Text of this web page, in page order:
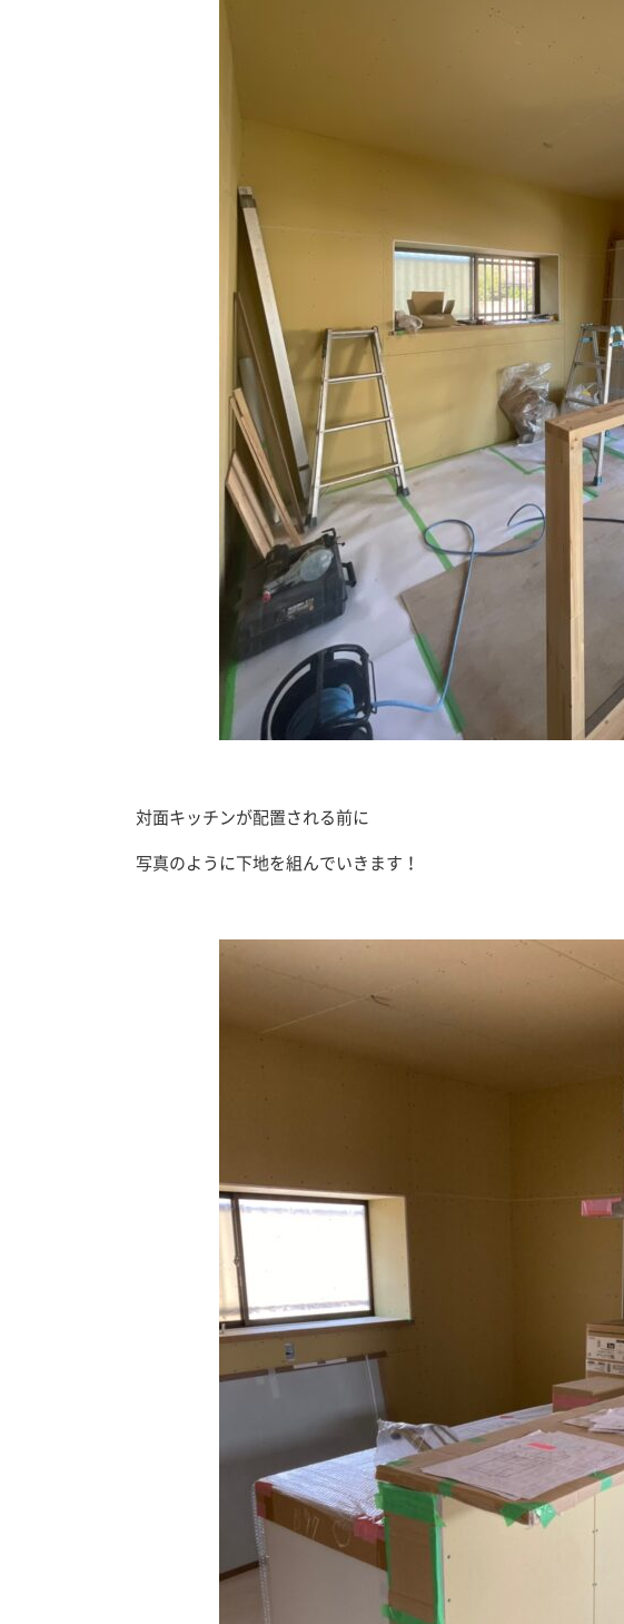
対面キッチンが配置される前に
写真のように下地を組んでいきます！